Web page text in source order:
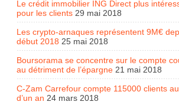
Le crédit immobilier ING Direct plus
pour les clients 29 mai 2018
Les crypto-arnaques représentent 9M€
début 2018 25 mai 2018
Boursorama se concentre sur le compte
au détriment de l’épargne 21 mai 2018
C-Zam Carrefour compte 115000 clients
d’un an 24 mars 2018